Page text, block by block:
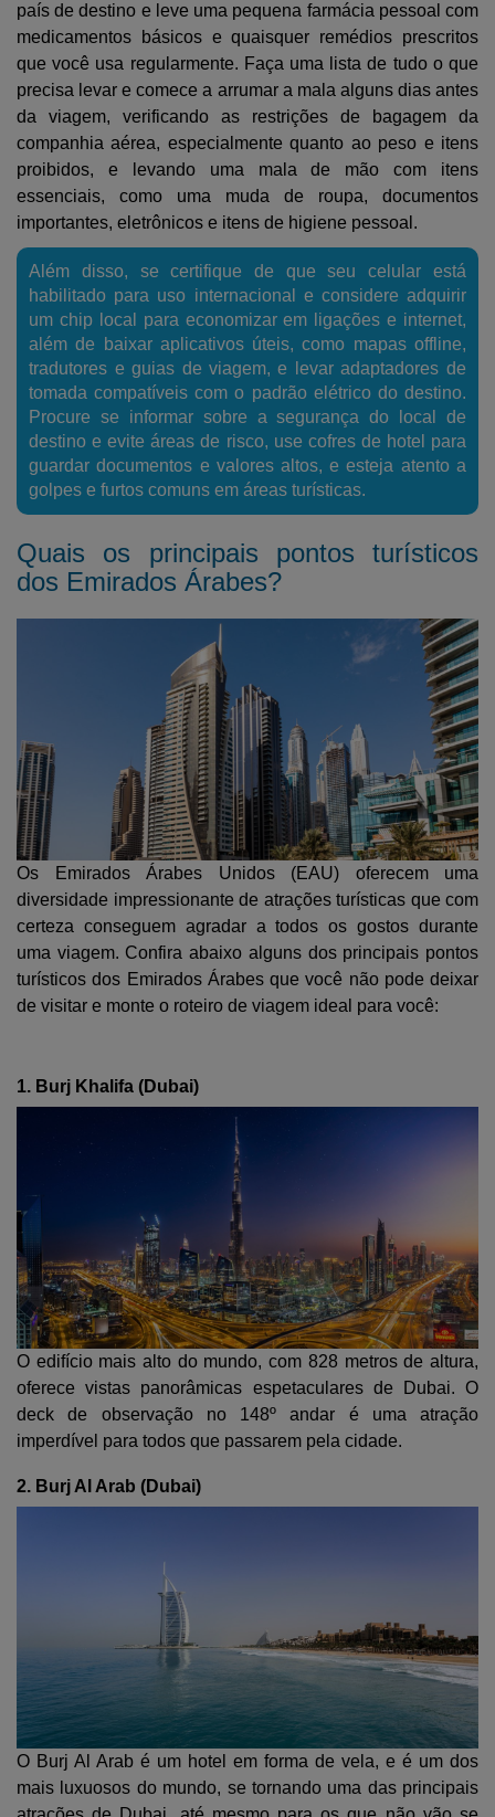
país de destino e leve uma pequena farmácia pessoal com
medicamentos básicos e quaisquer remédios prescritos
que você usa regularmente. Faça uma lista de tudo o que
precisa levar e comece a arrumar a mala alguns dias antes
da viagem, verificando as restrições de bagagem da
companhia aérea, especialmente quanto ao peso e itens
proibidos, e levando uma mala de mão com itens
essenciais, como uma muda de roupa, documentos
importantes, eletrônicos e itens de higiene pessoal.
Além disso, se certifique de que seu celular está
habilitado para uso internacional e considere adquirir
um chip local para economizar em ligações e internet,
além de baixar aplicativos úteis, como mapas offline,
tradutores e guias de viagem, e levar adaptadores de
tomada compatíveis com o padrão elétrico do destino.
Procure se informar sobre a segurança do local de
destino e evite áreas de risco, use cofres de hotel para
guardar documentos e valores altos, e esteja atento a
golpes e furtos comuns em áreas turísticas.
Quais os principais pontos turísticos
dos Emirados Árabes?
Os Emirados Árabes Unidos (EAU) oferecem uma
diversidade impressionante de atrações turísticas que com
certeza conseguem agradar a todos os gostos durante
uma viagem. Confira abaixo alguns dos principais pontos
turísticos dos Emirados Árabes que você não pode deixar
de visitar e monte o roteiro de viagem ideal para você:
1. Burj Khalifa (Dubai)
O edifício mais alto do mundo, com 828 metros de altura,
oferece vistas panorâmicas espetaculares de Dubai. O
deck de observação no 148º andar é uma atração
imperdível para todos que passarem pela cidade.
2. Burj Al Arab (Dubai)
O Burj Al Arab é um hotel em forma de vela, e é um dos
mais luxuosos do mundo, se tornando uma das principais